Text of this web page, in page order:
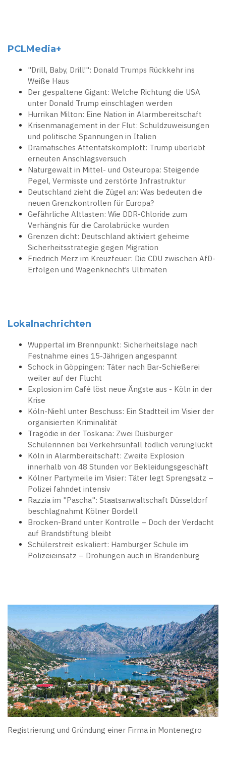
PCLMedia+
"Drill, Baby, Drill!": Donald Trumps Rückkehr ins
Weiße Haus
Der gespaltene Gigant: Welche Richtung die USA
unter Donald Trump einschlagen werden
Hurrikan Milton: Eine Nation in Alarmbereitschaft
Krisenmanagement in der Flut: Schuldzuweisungen
und politische Spannungen in Italien
Dramatisches Attentatskomplott: Trump überlebt
erneuten Anschlagsversuch
Naturgewalt in Mittel- und Osteuropa: Steigende
Pegel, Vermisste und zerstörte Infrastruktur
Deutschland zieht die Zügel an: Was bedeuten die
neuen Grenzkontrollen für Europa?
Gefährliche Altlasten: Wie DDR-Chloride zum
Verhängnis für die Carolabrücke wurden
Grenzen dicht: Deutschland aktiviert geheime
Sicherheitsstrategie gegen Migration
Friedrich Merz im Kreuzfeuer: Die CDU zwischen AfD-
Erfolgen und Wagenknecht’s Ultimaten
Lokalnachrichten
Wuppertal im Brennpunkt: Sicherheitslage nach
Festnahme eines 15-Jährigen angespannt
Schock in Göppingen: Täter nach Bar-Schießerei
weiter auf der Flucht
Explosion im Café löst neue Ängste aus - Köln in der
Krise
Köln-Niehl unter Beschuss: Ein Stadtteil im Visier der
organisierten Kriminalität
Tragödie in der Toskana: Zwei Duisburger
Schülerinnen bei Verkehrsunfall tödlich verunglückt
Köln in Alarmbereitschaft: Zweite Explosion
innerhalb von 48 Stunden vor Bekleidungsgeschäft
Kölner Partymeile im Visier: Täter legt Sprengsatz –
Polizei fahndet intensiv
Razzia im "Pascha": Staatsanwaltschaft Düsseldorf
beschlagnahmt Kölner Bordell
Brocken-Brand unter Kontrolle – Doch der Verdacht
auf Brandstiftung bleibt
Schülerstreit eskaliert: Hamburger Schule im
Polizeieinsatz – Drohungen auch in Brandenburg
Registrierung und Gründung einer Firma in Montenegro